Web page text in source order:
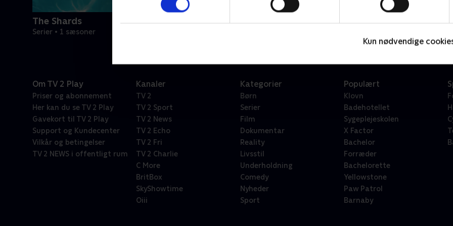
Kun nødvendige
The Shards
Serier • 1 sæsoner
Om TV 2 Play
Priser og abonnement
Her kan du se TV 2 Play
Gavekort til TV 2 Play
Support og Kundecenter
Vilkår og betingelser
TV 2 NEWS i offentligt rum
Kanaler
TV 2
TV 2 Sport
TV 2 News
TV 2 Echo
TV 2 Fri
TV 2 Charlie
C More
BritBox
SkyShowtime
Oiii
Kategorier
Børn
Serier
Film
Dokumentar
Reality
Livsstil
Underholdning
Comedy
Nyheder
Sport
Populært
Klovn
Badehotellet
Sygeplejeskolen
X Factor
Bachelor
Forræder
Bachelorette
Yellowstone
Paw Patrol
Barnaby